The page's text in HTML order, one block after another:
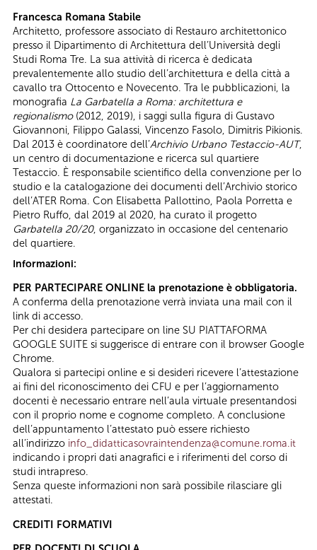
Francesca Romana Stabile
Architetto, professore associato di Restauro architettonico
presso il Dipartimento di Architettura dell’Università degli
Studi Roma Tre. La sua attività di ricerca è dedicata
prevalentemente allo studio dell’architettura e della città a
cavallo tra Ottocento e Novecento. Tra le pubblicazioni, la
monografia La Garbatella a Roma: architettura e
regionalismo(2012, 2019), i saggi sulla figura di Gustavo
Giovannoni, Filippo Galassi, Vincenzo Fasolo, Dimitris Pikionis.
Dal 2013 è coordinatore dell’Archivio Urbano Testaccio-AUT,
un centro di documentazione e ricerca sul quartiere
Testaccio. È responsabile scientifico della convenzione per lo
studio e la catalogazione dei documenti dell’Archivio storico
dell’ATER Roma. Con Elisabetta Pallottino, Paola Porretta e
Pietro Ruffo, dal 2019 al 2020, ha curato il progetto
Garbatella 20/20, organizzato in occasione del centenario
del quartiere.
Informazioni:
PER PARTECIPARE ONLINE la prenotazione è obbligatoria.
A conferma della prenotazione verrà inviata una mail con il
link di accesso.
Per chi desidera partecipare on line SU PIATTAFORMA
GOOGLE SUITE si suggerisce di entrare con il browser Google
Chrome.
Qualora si partecipi online e si desideri ricevere l’attestazione
ai fini del riconoscimento dei CFU e per l’aggiornamento
docenti è necessario entrare nell’aula virtuale presentandosi
con il proprio nome e cognome completo. A conclusione
dell’appuntamento l’attestato può essere richiesto
all’indirizzo info_didatticasovraintendenza@comune.roma.it
indicando i propri dati anagrafici e i riferimenti del corso di
studi intrapreso.
Senza queste informazioni non sarà possibile rilasciare gli
attestati.
CREDITI FORMATIVI